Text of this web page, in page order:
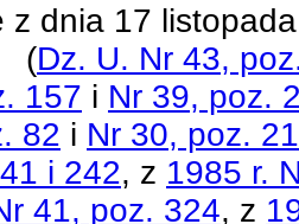
z dnia 17
(Dz. U. Nr 43,
157 i Nr 39, poz.
82 i Nr 30, poz.
i 242, z 1985 r.
41, poz. 324, z